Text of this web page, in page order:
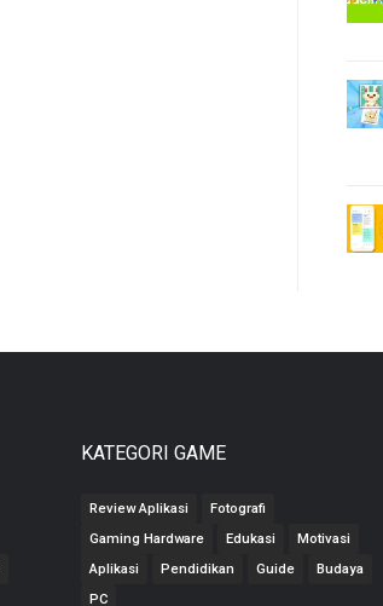
KATEGORI GAME
Review Aplikasi
Fotografi
Gaming Hardware
Edukasi
Motivasi
Aplikasi
Pendidikan Guide
Budaya
PC